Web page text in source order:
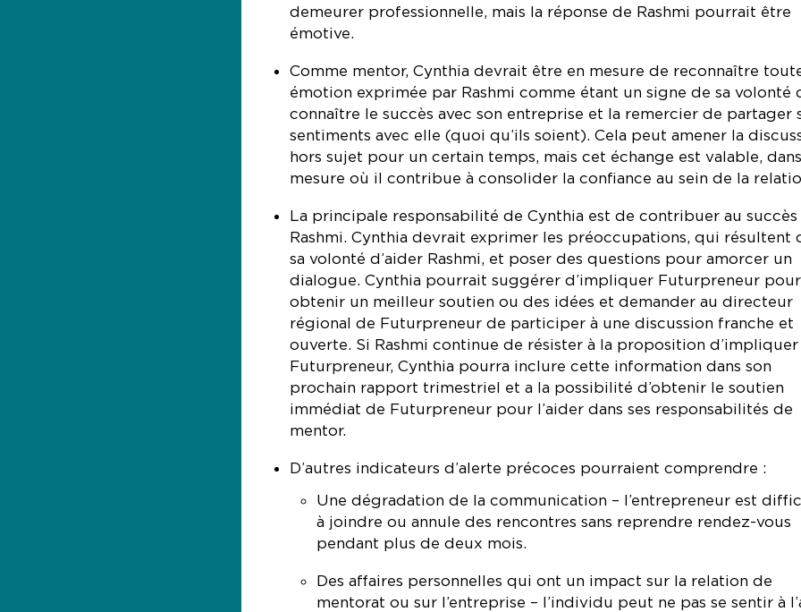
demeurer professionnelle, mais la réponse de Rashmi pourrait être
émotive.
Comme mentor, Cynthia devrait être en mesure de reconnaître
émotion exprimée par Rashmi comme étant un signe de sa volonté
connaître le succès avec son entreprise et la remercier de partager
sentiments avec elle (quoi qu’ils soient). Cela peut amener la
hors sujet pour un certain temps, mais cet échange est valable,
mesure où il contribue à consolider la confiance au sein de la
La principale responsabilité de Cynthia est de contribuer au succès
Rashmi. Cynthia devrait exprimer les préoccupations, qui résultent
sa volonté d’aider Rashmi, et poser des questions pour amorcer un
dialogue. Cynthia pourrait suggérer d’impliquer Futurpreneur pour
obtenir un meilleur soutien ou des idées et demander au directeur
régional de Futurpreneur de participer à une discussion franche et
ouverte. Si Rashmi continue de résister à la proposition d’impliquer
Futurpreneur, Cynthia pourra inclure cette information dans son
prochain rapport trimestriel et a la possibilité d’obtenir le soutien
immédiat de Futurpreneur pour l’aider dans ses responsabilités de
mentor.
D’autres indicateurs d’alerte précoces pourraient comprendre :
Une dégradation de la communication – l’entrepreneur est
à joindre ou annule des rencontres sans reprendre rendez-vous
pendant plus de deux mois.
Des affaires personnelles qui ont un impact sur la relation de
mentorat ou sur l’entreprise – l’individu peut ne pas se sentir à